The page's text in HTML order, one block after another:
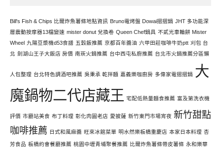
Bill's Fish & Chips 比爾炸魚薯條地點資訊 Bruno電烤盤 Dowai摺摺鍋 JHT 多功能深
層震動按摩器13檔變速 mister donut 兌換卷 Queen Chef鍋具 不貳光車輪餅 Mister
Wheel 九陽豆漿機d53食譜 五穀飯推薦 京都百年醬油 六甲田莊咖啡牛奶ptt 刈包 台
北 劍湖山王子大飯店 房價 南崁火鍋推薦 台中西屯私廚推薦 台北市火鍋推薦分區懶
人包整理 台北特色調酒吧推薦 吳秉承 乾拌麵 嘉義樂咖廚房 多偉家電摺摺鍋 大
魔鍋物二代店藏王 宅配低熱量麵食推薦 富及第洗衣機
評價 市廳站美食 布丁料理 彰化肉圓老店 愛披薩 新竹東門市場宵夜 新竹甜點
咖啡推薦 日式和風麻醬 旺來冰館菜單 明水然樂板橋重慶店 本家日本料理 杏
芳食品 板橋約會餐廳推薦 桃園中壢青埔聚餐推薦 比爾炸魚薯條帶皮薯條 永和樂華